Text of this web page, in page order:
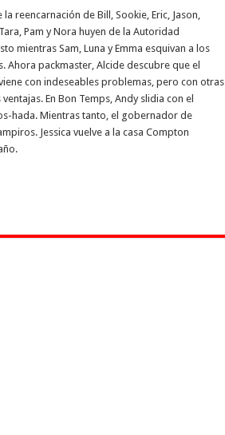
la reencarnación de Bill, Sookie, Eric, Jason,
Pam y Nora huyen de la Autoridad
mientras Sam, Luna y Emma esquivan a los
Ahora packmaster, Alcide descubre que el
con indeseables problemas, pero con otras
En Bon Temps, Andy slidia con el
hada. Mientras tanto, el gobernador de
Jessica vuelve a la casa Compton